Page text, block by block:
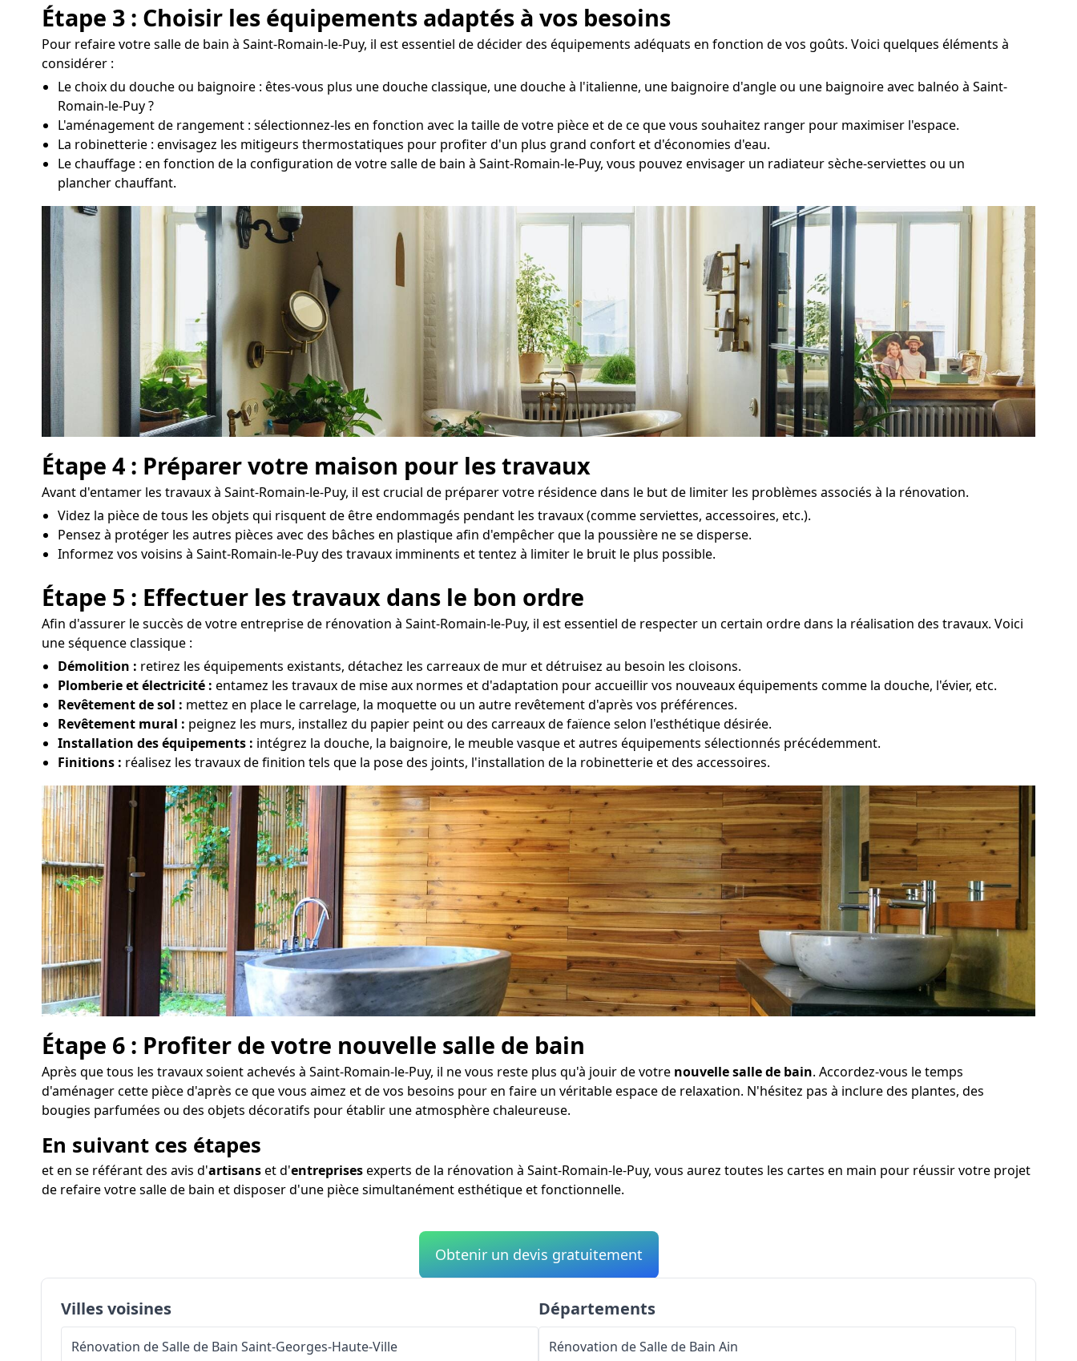
Étape 3 : Choisir les équipements adaptés à vos besoins
Pour refaire votre salle de bain à Saint-Romain-le-Puy, il est essentiel de décider des équipements adéquats en fonction de vos goûts. Voici quelques éléments à
considérer :
Le choix du douche ou baignoire : êtes-vous plus une douche classique, une douche à l'italienne, une baignoire d'angle ou une baignoire avec balnéo à Saint-
Romain-le-Puy ?
L'aménagement de rangement : sélectionnez-les en fonction avec la taille de votre pièce et de ce que vous souhaitez ranger pour maximiser l'espace.
La robinetterie : envisagez les mitigeurs thermostatiques pour profiter d'un plus grand confort et d'économies d'eau.
Le chauffage : en fonction de la configuration de votre salle de bain à Saint-Romain-le-Puy, vous pouvez envisager un radiateur sèche-serviettes ou un
plancher chauffant.
Étape 4 : Préparer votre maison pour les travaux
Avant d'entamer les travaux à Saint-Romain-le-Puy, il est crucial de préparer votre résidence dans le but de limiter les problèmes associés à la rénovation.
Videz la pièce de tous les objets qui risquent de être endommagés pendant les travaux (comme serviettes, accessoires, etc.).
Pensez à protéger les autres pièces avec des bâches en plastique afin d'empêcher que la poussière ne se disperse.
Informez vos voisins à Saint-Romain-le-Puy des travaux imminents et tentez à limiter le bruit le plus possible.
Étape 5 : Effectuer les travaux dans le bon ordre
Afin d'assurer le succès de votre entreprise de rénovation à Saint-Romain-le-Puy, il est essentiel de respecter un certain ordre dans la réalisation des travaux. Voici
une séquence classique :
Démolition : retirez les équipements existants, détachez les carreaux de mur et détruisez au besoin les cloisons.
Plomberie et électricité : entamez les travaux de mise aux normes et d'adaptation pour accueillir vos nouveaux équipements comme la douche, l'évier, etc.
Revêtement de sol : mettez en place le carrelage, la moquette ou un autre revêtement d'après vos préférences.
Revêtement mural : peignez les murs, installez du papier peint ou des carreaux de faïence selon l'esthétique désirée.
Installation des équipements : intégrez la douche, la baignoire, le meuble vasque et autres équipements sélectionnés précédemment.
Finitions : réalisez les travaux de finition tels que la pose des joints, l'installation de la robinetterie et des accessoires.
Étape 6 : Profiter de votre nouvelle salle de bain
Après que tous les travaux soient achevés à Saint-Romain-le-Puy, il ne vous reste plus qu'à jouir de votre nouvelle salle de bain. Accordez-vous le temps
d'aménager cette pièce d'après ce que vous aimez et de vos besoins pour en faire un véritable espace de relaxation. N'hésitez pas à inclure des plantes, des
bougies parfumées ou des objets décoratifs pour établir une atmosphère chaleureuse.
En suivant ces étapes
et en se référant des avis d'artisanset d'entreprisesexperts de la rénovation à Saint-Romain-le-Puy, vous aurez toutes les cartes en main pour réussir votre projet
de refaire votre salle de bain et disposer d'une pièce simultanément esthétique et fonctionnelle.
Obtenir un devis gratuitement
Villes voisines
Rénovation de Salle de Bain Saint-Georges-Haute-Ville
Départements
Rénovation de Salle de Bain Ain